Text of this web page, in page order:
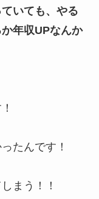
いても、やる
年収UPなんか
たんです！
まう！！